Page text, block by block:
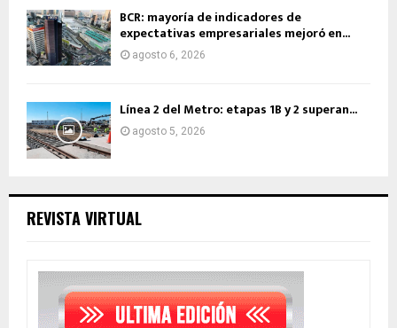
BCR: mayoría de indicadores de
expectativas empresariales mejoró en...
agosto 6, 2026
Línea 2 del Metro: etapas 1B y 2 superan...
agosto 5, 2026
REVISTA VIRTUAL